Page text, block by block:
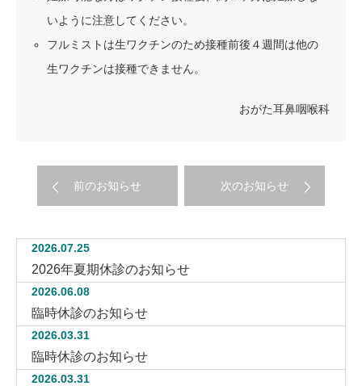
いように注意してください。
フルミストは生ワクチンのため接種前後４週間は他の
生ワクチンは接種できません。
おがた耳鼻咽喉科
前のお知らせ 次のお知らせ
2026.07.25
2026年夏期休診のお知らせ
2026.06.08
臨時休診のお知らせ
2026.03.31
臨時休診のお知らせ
2026.03.31